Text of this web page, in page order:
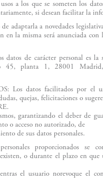
a los que se someten los
si desean facilitar la
adaptarla a novedades
en la misma será anunciada
de carácter personal es
45, planta 1, 28001
datos facilitados por el
quejas, felicitaciones o
garantizando el deber de
o acceso no autorizado, de
de sus datos personales.
proporcionados se
o durante el plazo en
el usuario norevoque el